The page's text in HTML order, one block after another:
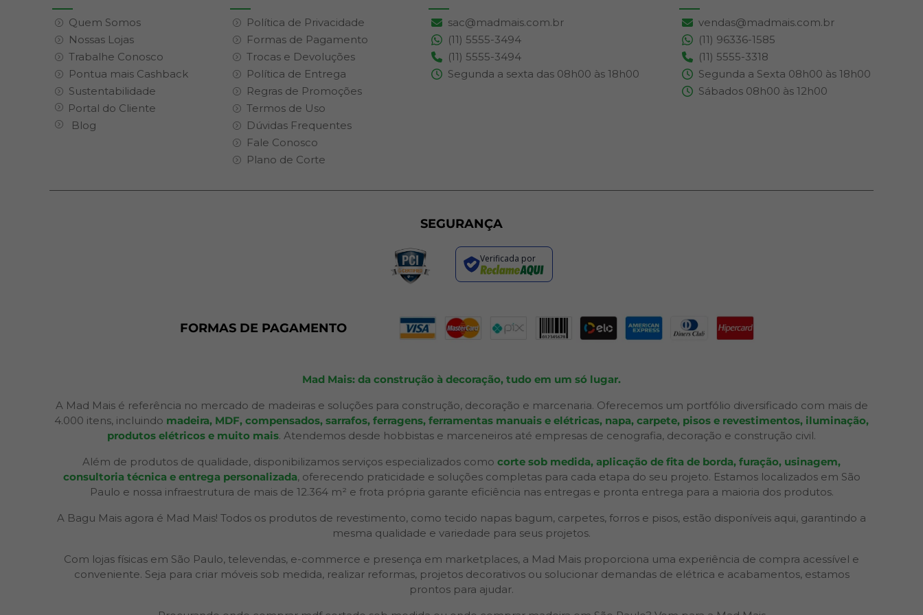
Quem Somos
Nossas Lojas
Trabalhe Conosco
Pontua mais Cashback
Sustentabilidade
Portal do Cliente
Blog
Política de Privacidade
Formas de Pagamento
Trocas e Devoluções
Política de Entrega
Regras de Promoções
Termos de Uso
Dúvidas Frequentes
Fale Conosco
Plano de Corte
sac@madmais.com.br
(11) 5555-3494
(11) 5555-3494
Segunda a sexta das 08h00 às 18h00
vendas@madmais.com.br
(11) 96336-1585
(11) 5555-3318
Segunda a Sexta 08h00 às 18h00
Sábados 08h00 às 12h00
SEGURANÇA
Verificada por
FORMAS DE PAGAMENTO
Mad Mais: da construção à decoração, tudo em um só lugar.
A Mad Mais é referência no mercado de madeiras e soluções para construção, decoração e marcenaria. Oferecemos um portfólio diversificado com mais de
4.000 itens, incluindo madeira, MDF, compensados, sarrafos, ferragens, ferramentas manuais e elétricas, napa, carpete, pisos e revestimentos, iluminação,
produtos elétricos e muito mais. Atendemos desde hobbistas e marceneiros até empresas de cenografia, decoração e construção civil.
Além de produtos de qualidade, disponibilizamos serviços especializados como corte sob medida, aplicação de fita de borda, furação, usinagem,
consultoria técnica e entrega personalizada, oferecendo praticidade e soluções completas para cada etapa do seu projeto. Estamos localizados em São
Paulo e nossa infraestrutura de mais de 12.364 m² e frota própria garante eficiência nas entregas e pronta entrega para a maioria dos produtos.
A Bagu Mais agora é Mad Mais! Todos os produtos de revestimento, como tecido napas bagum, carpetes, forros e pisos, estão disponíveis aqui, garantindo a
mesma qualidade e variedade para seus projetos.
Com lojas físicas em São Paulo, televendas, e-commerce e presença em marketplaces, a Mad Mais proporciona uma experiência de compra acessível e
conveniente. Seja para criar móveis sob medida, realizar reformas, projetos decorativos ou solucionar demandas de elétrica e acabamentos, estamos
prontos para ajudar.